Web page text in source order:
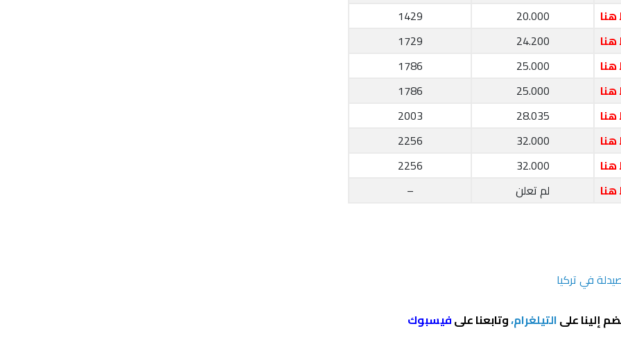
20.000
1429
24.200
1729
25.000
1786
25.000
1786
28.035
2003
32.000
2256
32.000
2256
لم تعلن –
في تركيا
إلينا علىالتيلغرام،وتابعنا علىفيسبوك